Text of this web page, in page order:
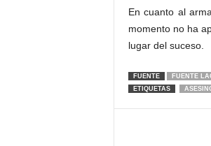
En cuanto al
momento no ha
lugar del suceso.
FUENTE
FUENTE
ETIQUETAS